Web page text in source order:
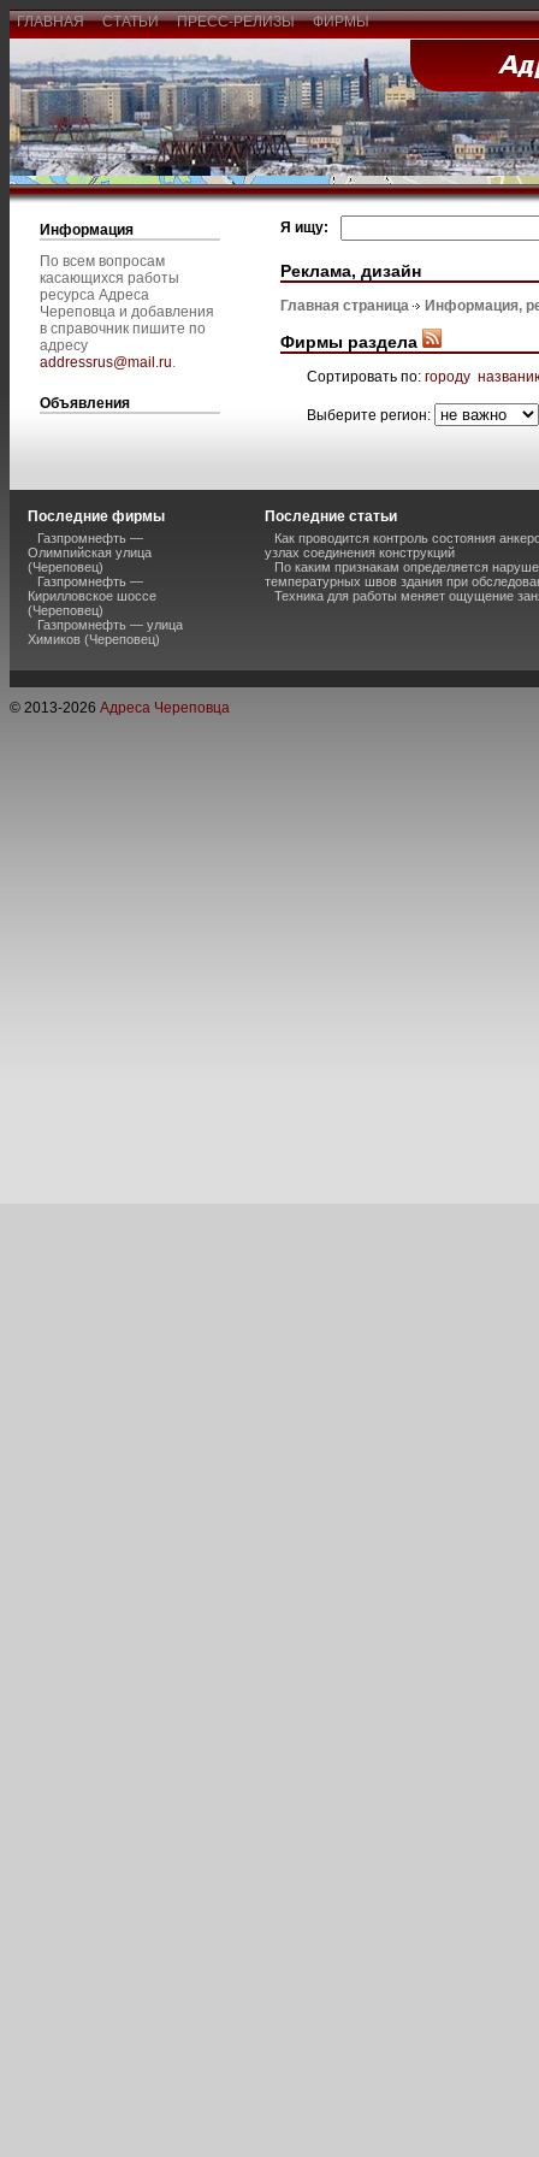
ГЛАВНАЯ СТАТЬИ ПРЕСС-РЕЛИЗЫ ФИРМЫ
Информация
По всем вопросам
касающихся работы
ресурса Адреса
Череповца и добавления
в справочник пишите по
адресу
addressrus@mail.ru.
Объявления
Я ищу:
Реклама, дизайн
Главная страница Информация,
Фирмы раздела
Сортировать по: городу
Выберите регион:
Последние фирмы
Газпромнефть —
Олимпийская улица
(Череповец)
Газпромнефть —
Кирилловское шоссе
(Череповец)
Газпромнефть — улица
Химиков (Череповец)
Последние статьи
Как проводится контроль состояния
узлах соединения конструкций
По каким признакам определяется
температурных швов здания при
Техника для работы меняет ощущение
© 2013-2026 Адреса Череповца